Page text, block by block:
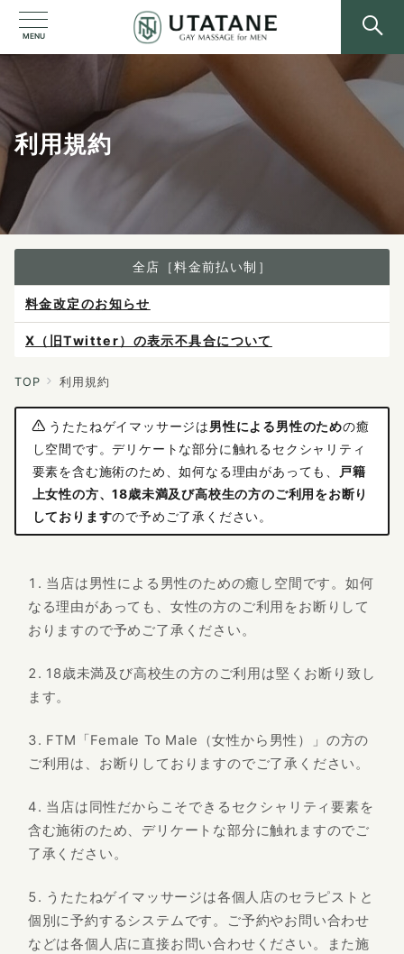
MENU
利用規約
全店［料金前払い制］
料金改定のお知らせ
X（旧Twitter）の表示不具合について
ご予約は各店へ直接お問い合わせください。
料金は当日施術前にお支払いください。
TOP 利用規約
うたたねゲイマッサージは男性による男性のための癒
し空間です。デリケートな部分に触れるセクシャリティ
要素を含む施術のため、如何なる理由があっても、
戸籍
上女性の方、18歳未満及び高校生の方のご利用をお断り
しておりますので予めご了承ください。
当店は男性による男性のための癒し空間です。如何
なる理由があっても、女性の方のご利用をお断りして
おりますので予めご了承ください。
18歳未満及び高校生の方のご利用は堅くお断り致し
ます。
FTM「Female To Male（女性から男性）」の方の
ご利用は、お断りしておりますのでご了承ください。
当店は同性だからこそできるセクシャリティ要素を
含む施術のため、デリケートな部分に触れますのでご
了承ください。
うたたねゲイマッサージは各個人店のセラピストと
個別に予約するシステムです。ご予約やお問い合わせ
などは各個人店に直接お問い合わせください。また施